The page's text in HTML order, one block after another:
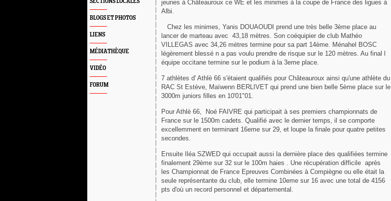
BLOGS ET PHOTOS
LIENS
MÉDIATHÈQUE
VIDÉO
FORUM
jeunes à Châteauroux ce WE et les minimes à la coupe de France des ligues à
Albi.
Chez les minimes, Yanis DOUAOUDI prend une très belle 3ème place au
lancer de marteau avec 43,18 mètres. Son coéquipier de club Mathéo
VILLEGAS avec 34,26 mètres termine pour sa part 14ème. Ménahel BOSC
légèrement blessé n a pas voulu prendre de risque sur le 120 mètres. Au final l
équipe occitane termine sur le podium à la 3eme place.
7 athlètes d' Athlè 66 s'étaient qualifiés pour Châteauroux ainsi qu'une athlète du
RAC St Estève, Maïwenn BERLIVET qui prend une bien belle 5ème place sur le
3000m juniors filles en 10'01"01.
Pour Athlè 66, Noé FAIVRE qui participait à ses premiers championnats de
France sur le 1500m cadets. Qualifié avec le dernier temps, il se comporte
excellemment en terminant 16eme sur 29, et loupe la finale pour quatre petites
secondes.
Ensuite Iléa SZWED qui occupait aussi la dernière place des qualifiées termine
finalement 29ème sur 32 sur le 100m haies . Une récupération difficile après
les Championnat de France Epreuves Combinées à Compiègne ou elle était la
seule représentante du club, elle termine 10eme sur 16 avec une total de 4156
pts d'où un record personnel et départemental.